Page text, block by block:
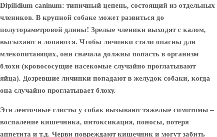
Dipilidium caninum: типичный цепень, состоящий из отдельных
члеников. В крупной собаке может развиться до
полутораметровой длины! Зрелые членики выходят с калом,
высыхают и лопаются. Чтобы личинки стали опасны для
млекопитающих, они сначала должны попасть в организм
блохи (кровососущие насекомые случайно проглатывают
яйца). Дозревшие личинки попадают в желудок собаки, когда
она случайно проглатывает блоху.
Эти ленточные глисты у собак вызывают тяжелые симптомы –
воспаление кишечника, интоксикация, поносы, потеря
аппетита и т.д. Черви повреждают кишечник и могут забить